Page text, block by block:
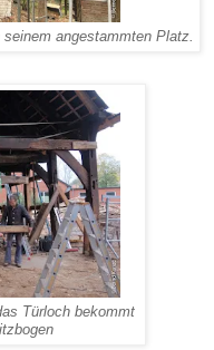
angestammten Platz.
Türloch bekommt